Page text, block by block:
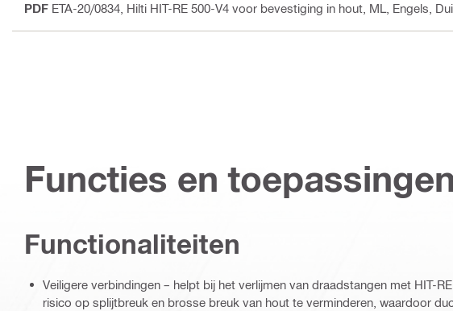
PDF ETA-20/0834, Hilti HIT-RE 500-V4 voor bevestiging in hout, ML , Engels,
Functies en toepassingen
Functionaliteiten
Veiligere verbindingen – helpt bij het verlijmen van draadstangen met HIT-
risico op splijtbreuk en brosse breuk van hout te verminderen, waardoor